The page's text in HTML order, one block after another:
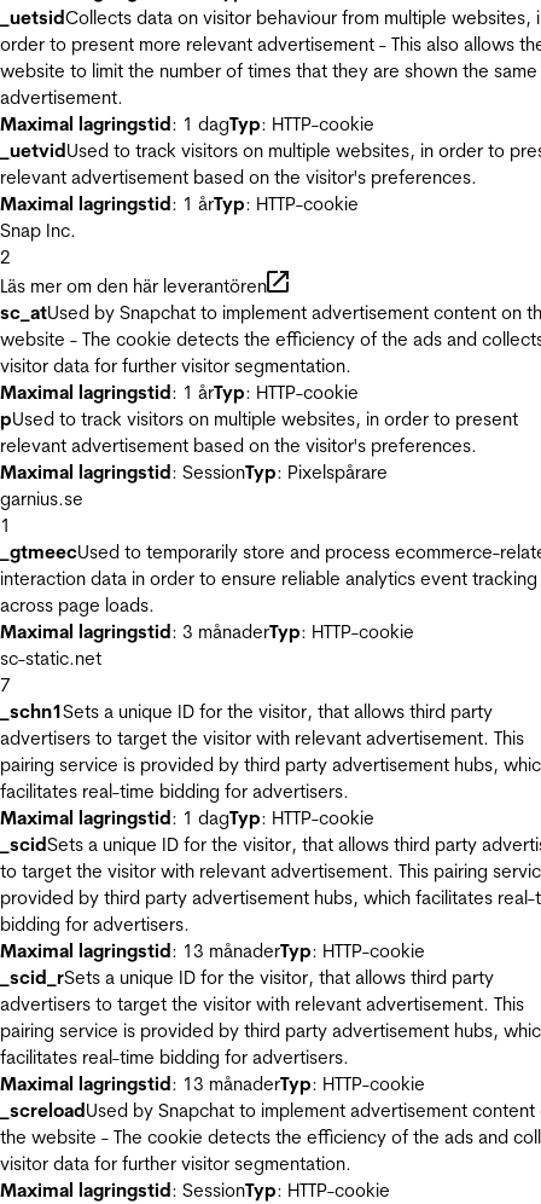
_uetsidCollects data on visitor behaviour from multiple websites,
order to present more relevant advertisement - This also allows
website to limit the number of times that they are shown the same
advertisement.
Maximal lagringstid: 1 dagTyp: HTTP-cookie
_uetvidUsed to track visitors on multiple websites, in order to
relevant advertisement based on the visitor's preferences.
Maximal lagringstid: 1 årTyp: HTTP-cookie
Snap Inc.
2
Läs mer om den här leverantören
sc_atUsed by Snapchat to implement advertisement content on
website - The cookie detects the efficiency of the ads and
visitor data for further visitor segmentation.
Maximal lagringstid: 1 årTyp: HTTP-cookie
pUsed to track visitors on multiple websites, in order to present
relevant advertisement based on the visitor's preferences.
Maximal lagringstid: SessionTyp: Pixelspårare
garnius.se
1
_gtmeecUsed to temporarily store and process ecommerce-
interaction data in order to ensure reliable analytics event tracking
across page loads.
Maximal lagringstid: 3 månaderTyp: HTTP-cookie
sc-static.net
7
_schn1Sets a unique ID for the visitor, that allows third party
advertisers to target the visitor with relevant advertisement. This
pairing service is provided by third party advertisement hubs,
facilitates real-time bidding for advertisers.
Maximal lagringstid: 1 dagTyp: HTTP-cookie
_scidSets a unique ID for the visitor, that allows third party
to target the visitor with relevant advertisement. This pairing
provided by third party advertisement hubs, which facilitates real-
bidding for advertisers.
Maximal lagringstid: 13 månaderTyp: HTTP-cookie
_scid_rSets a unique ID for the visitor, that allows third party
advertisers to target the visitor with relevant advertisement. This
pairing service is provided by third party advertisement hubs,
facilitates real-time bidding for advertisers.
Maximal lagringstid: 13 månaderTyp: HTTP-cookie
_screloadUsed by Snapchat to implement advertisement content
the website - The cookie detects the efficiency of the ads and
visitor data for further visitor segmentation.
Maximal lagringstid: SessionTyp: HTTP-cookie